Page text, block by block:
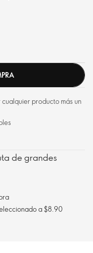
producto más un
de grandes
gratis al comprar un prodcuto seleccionado a $8.90